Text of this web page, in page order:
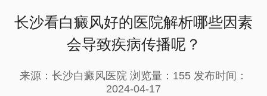
长沙看白癜风好的医院解析哪些因素
会导致疾病传播呢？
来源：长沙白癜风医院 浏览量：155 发布时间：
2024-04-17